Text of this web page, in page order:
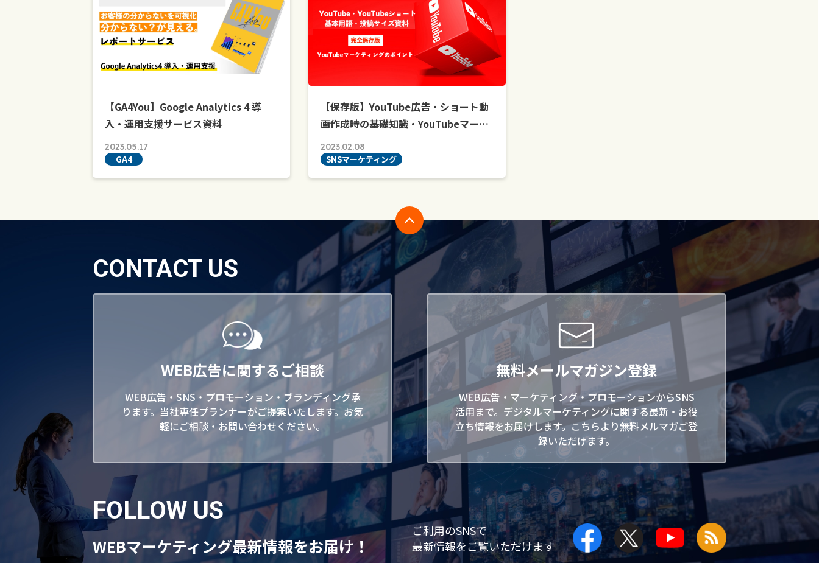
【GA4You】Google Analytics 4 導
入・運用支援サービス資料
2023.05.17
GA4
【保存版】YouTube広告・ショート動
画作成時の基礎知識・YouTubeマー…
2023.02.08
SNSマーケティング
CONTACT US
WEB広告に関するご相談
WEB広告・SNS・プロモーション・ブランディング承
ります。当社専任プランナーがご提案いたします。お気
軽にご相談・お問い合わせください。
無料メールマガジン登録
WEB広告・マーケティング・プロモーションからSNS
活用まで。デジタルマーケティングに関する最新・お役
立ち情報をお届けします。こちらより無料メルマガご登
録いただけます。
FOLLOW US
WEBマーケティング最新情報をお届け！
ご利用のSNSで
最新情報をご覧いただけます